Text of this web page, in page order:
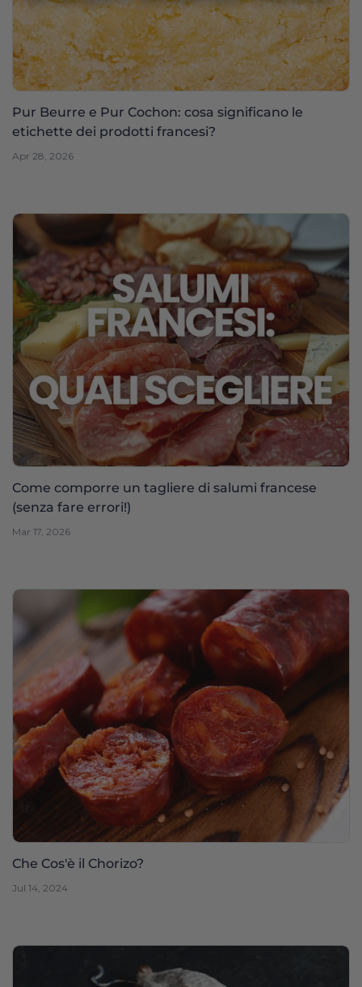
Pur Beurre e Pur Cochon: cosa significano le
etichette dei prodotti francesi?
Apr 28, 2026
Come comporre un tagliere di salumi francese
(senza fare errori!)
Mar 17, 2026
Che Cos'è il Chorizo?
Jul 14, 2024